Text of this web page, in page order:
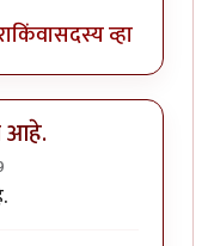
किंवासदस्य व्हा
आहे.
जाणारी